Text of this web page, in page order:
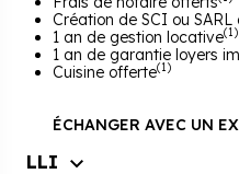
Création de SCI ou
1 an de gestion locative(1)
1 an de garantie loyers
Cuisine offerte(1)
ÉCHANGER AVEC UN
LLI